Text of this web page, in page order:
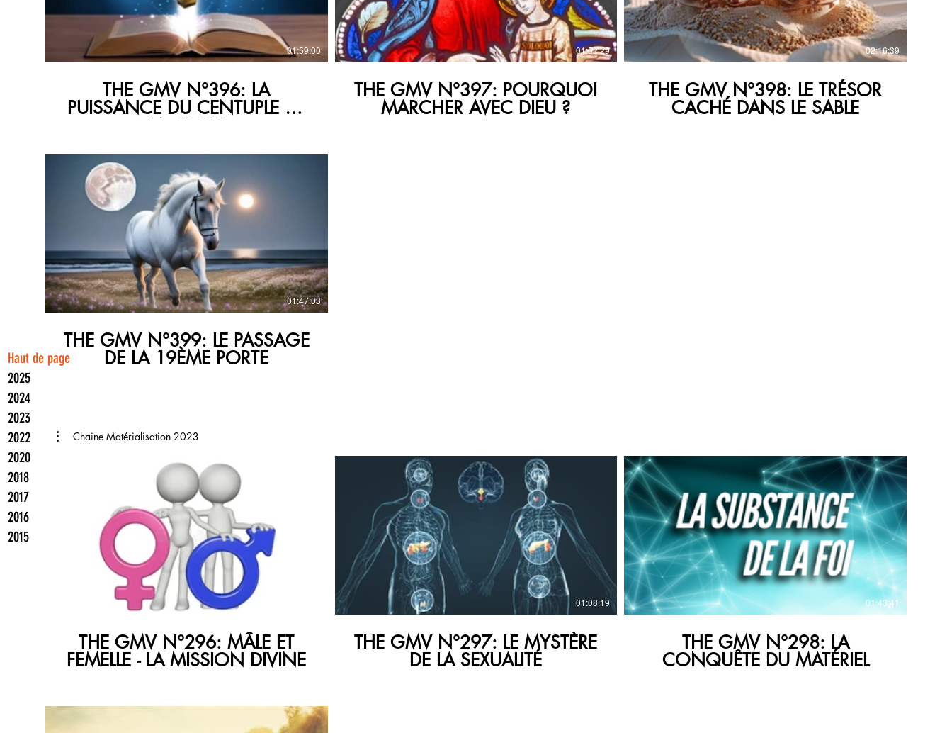
Haut de page
2025
2024
2023
2022
2020
2018
2017
2016
2015
01:59:00
THE GMV N°396: LA
PUISSANCE DU CENTUPLE DE
LA CROIX
01:52:29
THE GMV N°397: POURQUOI
MARCHER AVEC DIEU ?
02:16:39
THE GMV N°398: LE TRÉSOR
CACHÉ DANS LE SABLE
€
01:47:03
THE GMV N°399: LE PASSAGE
DE LA 19ÈME PORTE
Chaine Matérialisation 2023
€
THE GMV N°296: MÂLE ET
FEMELLE - LA MISSION DIVINE
01:08:19
THE GMV N°297: LE MYSTÈRE
DE LA SEXUALITÉ
€
01:43:41
THE GMV N°298: LA
CONQUÊTE DU MATÉRIEL